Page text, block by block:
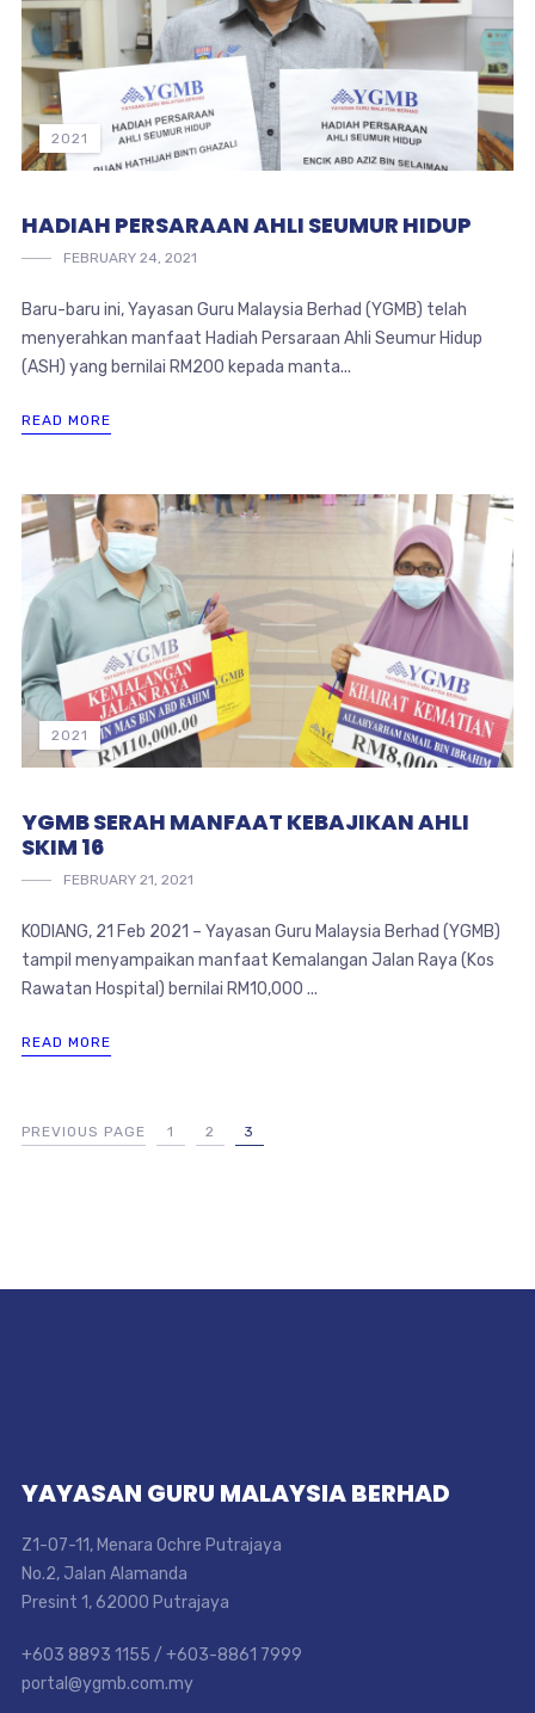
2021
HADIAH PERSARAAN AHLI SEUMUR HIDUP
FEBRUARY 24, 2021
Baru-baru ini, Yayasan Guru Malaysia Berhad (YGMB) telah
menyerahkan manfaat Hadiah Persaraan Ahli Seumur Hidup
(ASH) yang bernilai RM200 kepada manta...
READ MORE
2021
YGMB SERAH MANFAAT KEBAJIKAN AHLI
SKIM 16
FEBRUARY 21, 2021
KODIANG, 21 Feb 2021 – Yayasan Guru Malaysia Berhad (YGMB)
tampil menyampaikan manfaat Kemalangan Jalan Raya (Kos
Rawatan Hospital) bernilai RM10,000 ...
READ MORE
PREVIOUS PAGE 1 2 3
YAYASAN GURU MALAYSIA BERHAD
Z1-07-11, Menara Ochre Putrajaya
No.2, Jalan Alamanda
Presint 1, 62000 Putrajaya
+603 8893 1155 / +603-8861 7999
portal@ygmb.com.my